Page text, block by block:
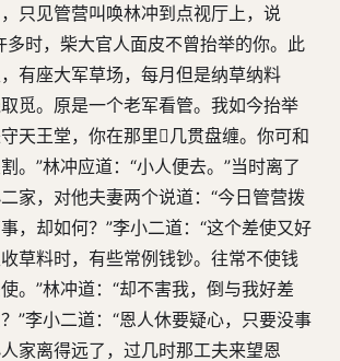
只见管营叫唤林冲到点视厅上，说
多时，柴大官人面皮不曾抬举的你。此
有座大军草场，每月但是纳草纳料
觅。原是一个老军看管。我如今抬举
天王堂，你在那里几贯盘缠。你可和
。”林冲应道：“小人便去。”当时离了
家，对他夫妻两个说道：“今日管营拨
，却如何？”李小二道：“这个差使又好
草料时，有些常例钱钞。往常不使钱
。”林冲道：“却不害我，倒与我好差
”李小二道：“恩人休要疑心，只要没事
家离得远了，过几时那工夫来望恩